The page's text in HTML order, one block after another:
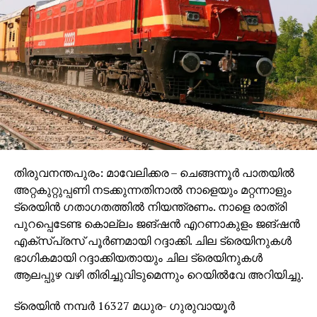
ഒരുമിച്ചിരുത്തിയായിരുന്നു ചോദ്യം ചെയ്യല്‍.
പത്മകുമാറിന്റെ അറിവോടെയാണഅ ശബരിമലയിലെ
സ്വര്‍ണക്കൊള്ളയെന്നാണ് പ്രത്യേക
അന്വേഷണസംഘത്തിന്റെ കണ്ടെത്തല്‍.
സ്‌പോണ്‍സര്‍ ഉണ്ണികൃഷ്ണന്‍ പോറ്റിക്ക് പത്മകുമാര്‍
എല്ലാ ഒത്താശയും നല്‍കിയെന്നും പത്മകുമാറിന്റെ
നിര്‍ദേശത്തിലാണ് മഹ്‌സറില്‍ ചെമ്പ് തകിടുകള്‍ എന്ന്
രേഖപ്പെടുത്തിയതെന്നും എസ്‌ഐടി കണ്ടെത്തി.
ഉണ്ണികൃഷ്ണന്‍ പോറ്റിയും പത്മകുമാറും തമ്മില്‍
സാമ്പത്തിക ഇടപാടുകള്‍ നടത്തിയിരുന്നുവെന്നും
പത്മകുമാറിന്റെ വീട്ടില്‍ വെച്ച് ഉണ്ണികൃഷ്ണന്‍
പോറ്റിയുമായി ചേര്‍ന്ന് ഗൂഢാലോചനകള്‍
നടന്നുവെന്നുമാണ് എസ്‌ഐടി നിഗമനം.
തിരുവനന്തപുരം: മാവേലിക്കര – ചെങ്ങന്നൂര്‍ പാതയില്‍
അറ്റകുറ്റുപ്പണി നടക്കുന്നതിനാല്‍ നാളെയും മറ്റന്നാളും
ട്രെയിന്‍ ഗതാഗതത്തില്‍ നിയന്ത്രണം. നാളെ രാത്രി
പുറപ്പെടേണ്ട കൊല്ലം ജങ്ഷന്‍ എറണാകുളം ജങ്ഷന്‍
എക്സ്പ്രസ് പൂര്‍ണമായി റദ്ദാക്കി. ചില ട്രെയിനുകള്‍
ഭാഗികമായി റദ്ദാക്കിയതായും ചില ട്രെയിനുകള്‍
ആലപ്പുഴ വഴി തിരിച്ചുവിടുമെന്നും റെയില്‍വേ അറിയിച്ചു.
ട്രെയിന്‍ നമ്പര്‍ 16327 മധുര- ഗുരുവായൂര്‍